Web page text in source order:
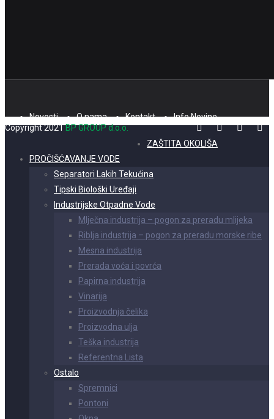
Novosti O nama Kontakt
Info Novine
Copyright 2021BP GROUP d.o.o.
ZAŠTITA OKOLIŠA
PROČIŠĆAVANJE VODE
Separatori Lakih Tekućina
Tipski Biološki Uređaji
Industrijske Otpadne Vode
Mlječna industrija – pogon za preradu mlijeka
Riblja industrija – pogon za preradu morske ribe
Mesna industrija
Prerada voća i povrća
Papirna industrija
Vinarija
Proizvodnja čelika
Proizvodna ulja
Teška industrija
Referentna Lista
Ostalo
Spremnici
Pontoni